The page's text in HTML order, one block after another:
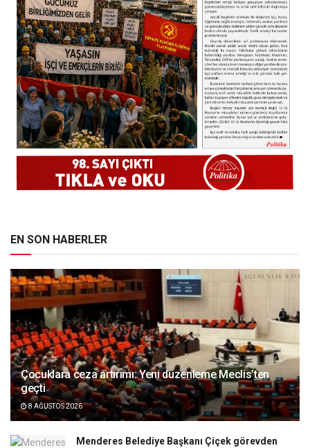
EN SON HABERLER
Çocuklara ceza artırımı: Yeni düzenleme Meclis’ten
geçti
8 AĞUSTOS 2026
Menderes Belediye Başkanı Çiçek görevden